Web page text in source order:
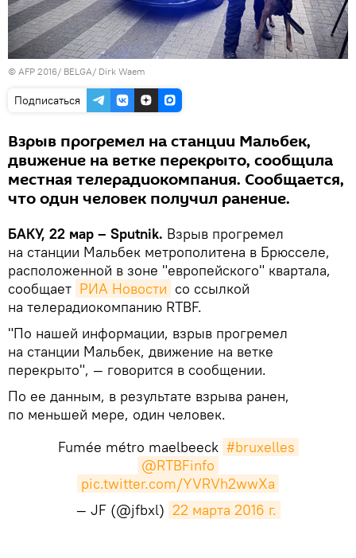
© AFP 2016/ BELGA/ Dirk Waem
Подписаться
Взрыв прогремел на станции Мальбек,
движение на ветке перекрыто, сообщила
местная телерадиокомпания. Сообщается,
что один человек получил ранение.
БАКУ, 22 мар – Sputnik. Взрыв прогремел
на станции Мальбек метрополитена в Брюсселе,
расположенной в зоне "европейского" квартала,
сообщает РИА Новости со ссылкой
на телерадиокомпанию RTBF.
"По нашей информации, взрыв прогремел
на станции Мальбек, движение на ветке
перекрыто", — говорится в сообщении.
По ее данным, в результате взрыва ранен,
по меньшей мере, один человек.
Fumée métro maelbeeck #bruxelles
@RTBFinfo
pic.twitter.com/YVRVh2wwXa
— JF (@jfbxl) 22 марта 2016 г.